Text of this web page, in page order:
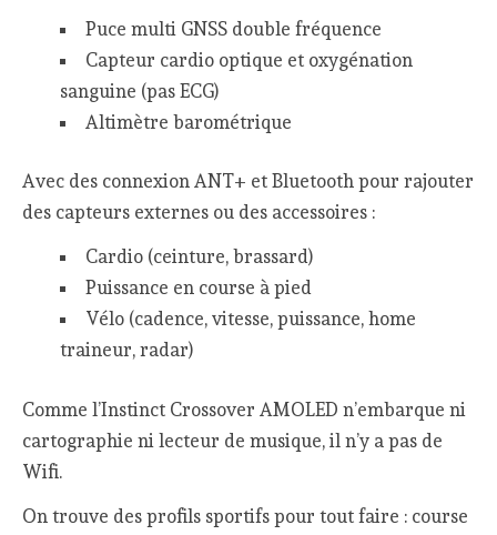
Puce multi GNSS double fréquence
Capteur cardio optique et oxygénation
sanguine (pas ECG)
Altimètre barométrique
Avec des connexion ANT+ et Bluetooth pour rajouter
des capteurs externes ou des accessoires :
Cardio (ceinture, brassard)
Puissance en course à pied
Vélo (cadence, vitesse, puissance, home
traineur, radar)
Comme l’Instinct Crossover AMOLED n’embarque ni
cartographie ni lecteur de musique, il n’y a pas de
Wifi.
On trouve des profils sportifs pour tout faire : course